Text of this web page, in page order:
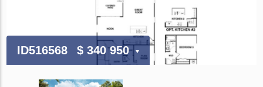
ID516568 $ 340 950